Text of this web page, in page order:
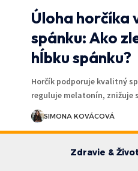
Úloha horčíka
spánku: Ako
hĺbku spánku?
Horčík podporuje kvalitný
reguluje melatonín,
SIMONA KOVÁCOVÁ
Zdravie &